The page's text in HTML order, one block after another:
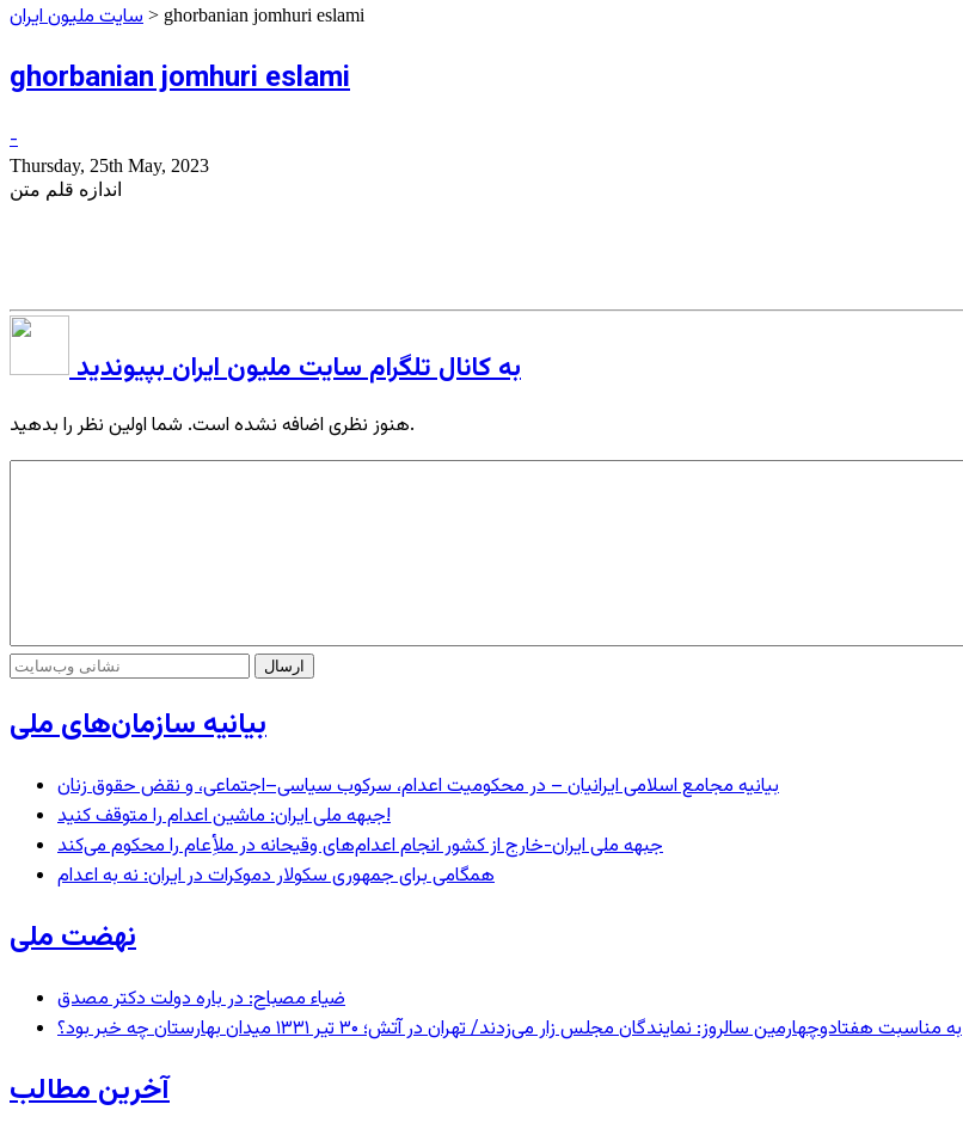
سایت ملیون ایران > ghorbanian jomhuri eslami
ghorbanian jomhuri eslami
-
Thursday, 25th May, 2023
اندازه قلم متن
به کانال تلگرام سایت ملیون ایران بپیوندید
هنوز نظری اضافه نشده است. شما اولین نظر را بدهید.
بیانیه سازمان‌های ملی
بیانیه مجامع اسلامی ایرانیان – در محکومیت اعدام، سرکوب سیاسی–اجتماعی، و نقض حقوق زنان
جبهه ملی ایران: ماشین اعدام را متوقف کنید!
جبهه ملی ایران-خارج از کشور انجام اعدام‌های وقیحانه در ملأِعام را محکوم می‌کند
همگامی برای جمهوری سکولار دموکرات در ایران: نه به اعدام
نهضت ملی
ضیاء مصباح: در باره دولت دکتر مصدق
به مناسبت هفتادوچهارمین سالروز: نمایندگان مجلس زار می‌زدند/ تهران در آتش؛ ۳۰ تیر ۱۳۳۱ میدان بهارستان چه خبر بود؟
آخرین مطالب